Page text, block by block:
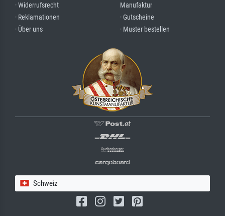
· Widerrufsrecht
· Reklamationen
· Über uns
Manufaktur
· Gutscheine
· Muster bestellen
Schweiz